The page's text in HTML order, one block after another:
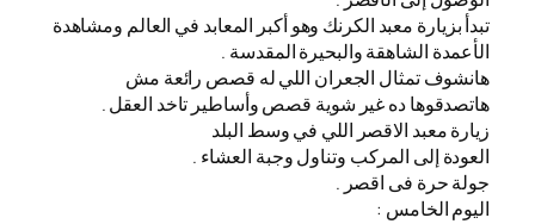
تبدأ بزيارة معبد الكرنك وهو أكبر المعابد في العالم ومشاهدة
الأعمدة الشاهقة والبحيرة المقدسة .
هانشوف تمثال الجعران اللي له قصص رائعة مش
هاتصدقوها ده غير شوية قصص وأساطير تاخد العقل .
زيارة معبد الاقصر اللي في وسط البلد
العودة إلى المركب وتناول وجبة العشاء .
جولة حرة فى اقصر .
اليوم الخامس :